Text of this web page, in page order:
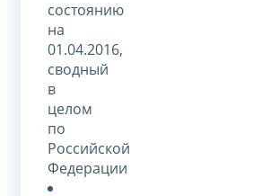
состоянию
на
01.04.2016,
сводный
в
целом
по
Российской
Федерации